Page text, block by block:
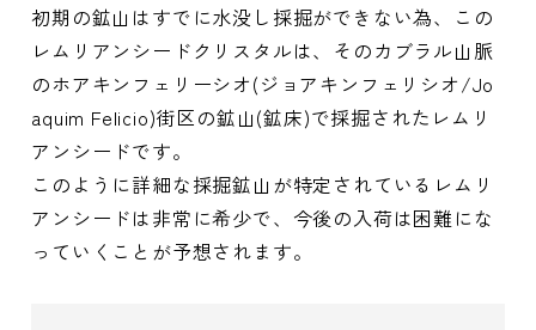
初期の鉱山はすでに水没し採掘ができない為、この
レムリアンシードクリスタルは、そのカブラル山脈
のホアキンフェリーシオ(ジョアキンフェリシオ/Jo
aquim Felicio)街区の鉱山(鉱床)で採掘されたレムリ
アンシードです。
このように詳細な採掘鉱山が特定されているレムリ
アンシードは非常に希少で、今後の入荷は困難にな
っていくことが予想されます。